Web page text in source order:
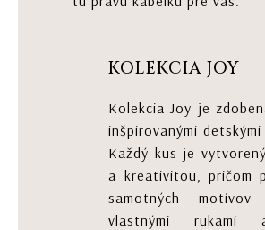
KOLEKCIA JOY
Kolekcia Joy je
inšpirovanými detskými
Každý kus je
a kreativitou, pričom
samotných motívov
vlastnými rukami